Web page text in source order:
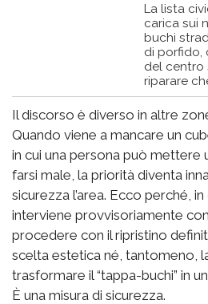
La lista
carica sui
buchi
di porfido,
del centro
riparare
Il discorso è diverso in altre
Quando viene a mancare un
in cui una persona può mettere
farsi male, la priorità diventa
sicurezza l’area. Ecco perché, in
interviene provvisoriamente
procedere con il ripristino
scelta estetica né, tantomeno,
trasformare il “tappa-buchi” in
È una misura di sicurezza.